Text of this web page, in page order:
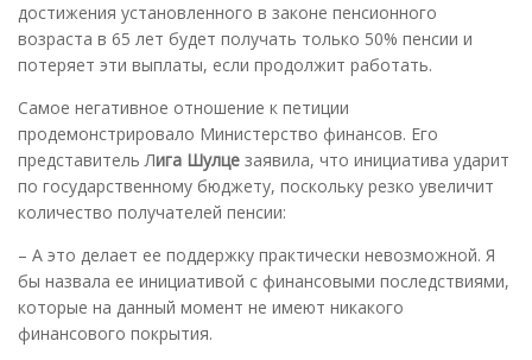
достижения установленного в законе пенсионного
возраста в 65 лет будет получать только 50% пенсии и
потеряет эти выплаты, если продолжит работать.
Самое негативное отношение к петиции
продемонстрировало Министерство финансов. Его
представитель Лига Шулце заявила, что инициатива ударит
по государственному бюджету, поскольку резко увеличит
количество получателей пенсии:
– А это делает ее поддержку практически невозможной. Я
бы назвала ее инициативой с финансовыми последствиями,
которые на данный момент не имеют никакого
финансового покрытия.